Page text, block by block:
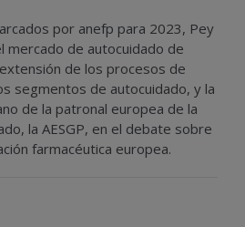
por anefp para 2023, Pey
mercado de autocuidado de
de los procesos de
segmentos de autocuidado, y la
de la patronal europea de la
la AESGP, en el debate sobre
farmacéutica europea.